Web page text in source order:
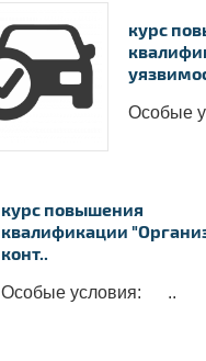
курс
Особые
курс повышения
квалификации
конт..
Особые условия: ..